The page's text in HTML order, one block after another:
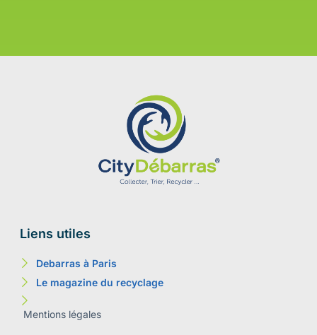
Liens utiles
Debarras à Paris
Le magazine du recyclage
Mentions légales